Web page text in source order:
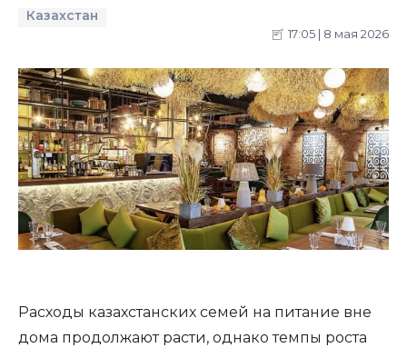
Казахстан
17:05 | 8 мая 2026
Расходы казахстанских семей на питание вне
дома продолжают расти, однако темпы роста